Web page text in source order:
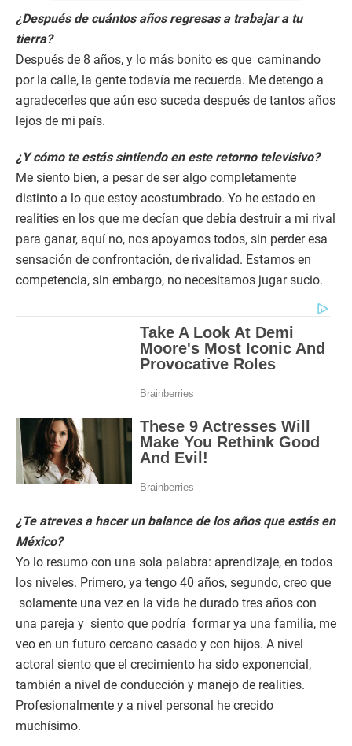
¿Después de cuántos años regresas a trabajar a tu
tierra?
Después de 8 años, y lo más bonito es que caminando
por la calle, la gente todavía me recuerda. Me detengo a
agradecerles que aún eso suceda después de tantos años
lejos de mi país.
¿Y cómo te estás sintiendo en este retorno televisivo?
Me siento bien, a pesar de ser algo completamente
distinto a lo que estoy acostumbrado. Yo he estado en
realities en los que me decían que debía destruir a mi rival
para ganar, aquí no, nos apoyamos todos, sin perder esa
sensación de confrontación, de rivalidad. Estamos en
competencia, sin embargo, no necesitamos jugar sucio.
¿Te atreves a hacer un balance de los años que estás en
México?
Yo lo resumo con una sola palabra: aprendizaje, en todos
los niveles. Primero, ya tengo 40 años, segundo, creo que
solamente una vez en la vida he durado tres años con
una pareja y siento que podría formar ya una familia, me
veo en un futuro cercano casado y con hijos. A nivel
actoral siento que el crecimiento ha sido exponencial,
también a nivel de conducción y manejo de realities.
Profesionalmente y a nivel personal he crecido
muchísimo.